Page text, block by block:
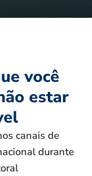
você
estar
canais de
durante